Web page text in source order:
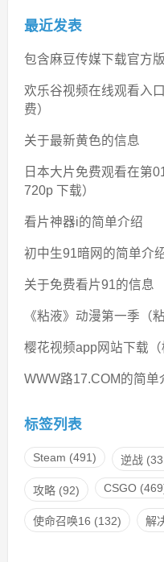
最近发表
包含麻豆传媒下载官方
欢乐谷视频在线观看入
费）
关于最新黄色的信息
日本大片免费观看在第
720p 下载）
看片神器i的简单介绍
初中生91暗网的简单介
关于免费看片91的信息
《粘液》动漫第一季（
樱花视频app网站下载（
WWW路17.COM的简单
标签列表
Steam (491) 逆战
攻略(92) CSGO
使命召唤16 (132) 解